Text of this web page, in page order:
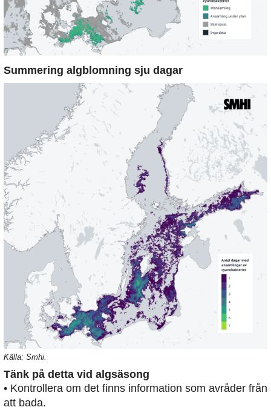
Summering algblomning sju dagar
Källa: Smhi.
Tänk på detta vid algsäsong
• Kontrollera om det finns information som avråder från
att bada.